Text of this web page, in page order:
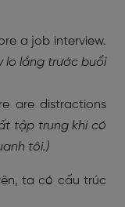
a job interview.
lo lắng trước buổi
are distractions
tập trung khi có
tôi.)
ta có cấu trúc